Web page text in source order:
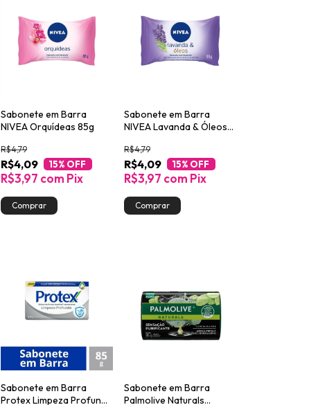
Sabonete em Barra
NIVEA Orquídeas 85g
R$4,09
R$4,79
15% OFF
R$3,97 com Pix
Sabonete em Barra
NIVEA Lavanda & Óleos
R$4,09
R$4,79
15% OFF
R$3,97 com Pix
Sabonete em Barra
Protex Limpeza Profunda
Sabonete em Barra
Palmolive Naturals